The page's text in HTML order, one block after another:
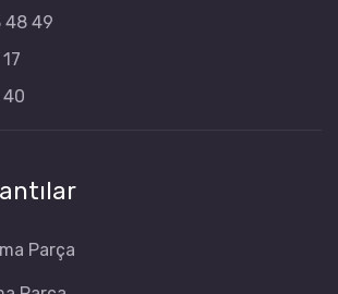
48 49
40
Parça